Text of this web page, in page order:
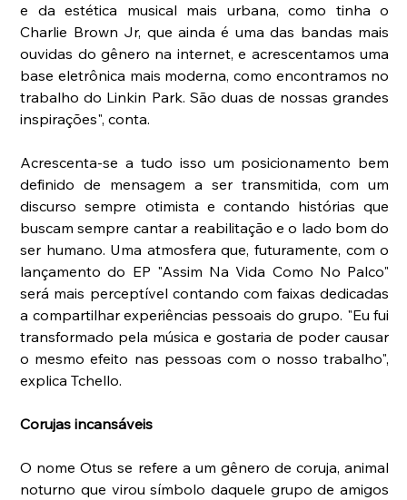
e da estética musical mais urbana, como tinha o
Charlie Brown Jr, que ainda é uma das bandas mais
ouvidas do gênero na internet, e acrescentamos uma
base eletrônica mais moderna, como encontramos no
trabalho do Linkin Park. São duas de nossas grandes
inspirações", conta.
Acrescenta-se a tudo isso um posicionamento bem
definido de mensagem a ser transmitida, com um
discurso sempre otimista e contando histórias que
buscam sempre cantar a reabilitação e o lado bom do
ser humano. Uma atmosfera que, futuramente, com o
lançamento do EP "Assim Na Vida Como No Palco"
será mais perceptível contando com faixas dedicadas
a compartilhar experiências pessoais do grupo. "Eu fui
transformado pela música e gostaria de poder causar
o mesmo efeito nas pessoas com o nosso trabalho",
explica Tchello.
Corujas incansáveis
O nome Otus se refere a um gênero de coruja, animal
noturno que virou símbolo daquele grupo de amigos